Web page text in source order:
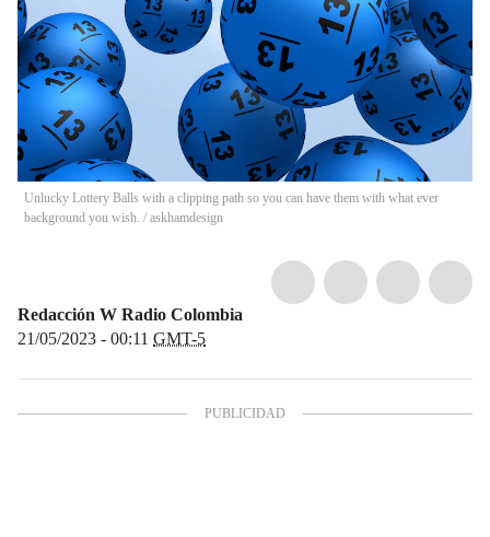
Unlucky Lottery Balls with a clipping path so you can have them with what ever
background you wish. / askhamdesign
Redacción W Radio Colombia
21/05/2023 - 00:11 GMT-5